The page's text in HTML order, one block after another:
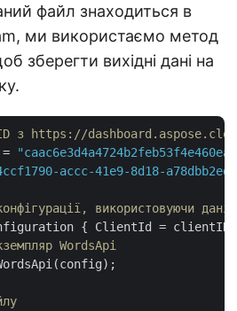
файл знаходиться в
ми використаємо метод
зберегти вихідні дані на
з https://
accc-41e9-8d18-
використовуючи
WordsApi